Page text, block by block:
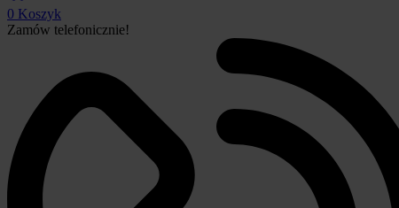
0 Koszyk
Zamów telefonicznie!